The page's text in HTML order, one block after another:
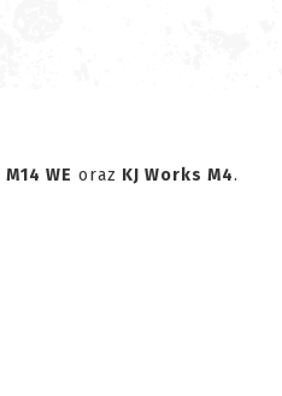
M14 WE oraz KJ Works M4.